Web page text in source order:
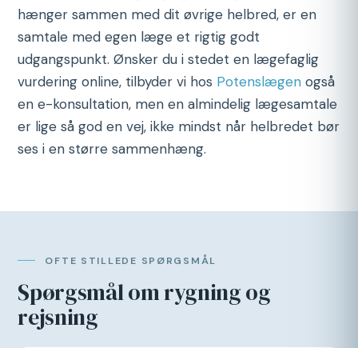
hænger sammen med dit øvrige helbred, er en
samtale med egen læge et rigtig godt
udgangspunkt. Ønsker du i stedet en lægefaglig
vurdering online, tilbyder vi hos Potenslægen også
en e-konsultation, men en almindelig lægesamtale
er lige så god en vej, ikke mindst når helbredet bør
ses i en større sammenhæng.
OFTE STILLEDE SPØRGSMÅL
Spørgsmål om rygning og
rejsning